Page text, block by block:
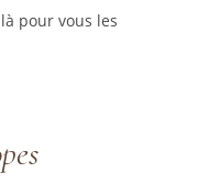
pour vous les